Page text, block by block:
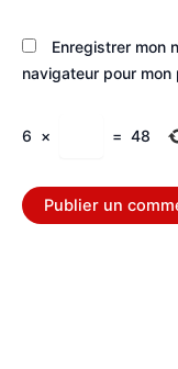
Enregistrer mon
navigateur pour mon
6 × = 48